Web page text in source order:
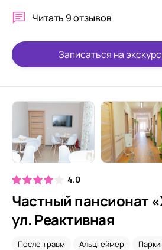
Читать 9 отзывов
Записаться на
4.0
Частный пансионат
ул. Реактивная
После травм Альцгеймер